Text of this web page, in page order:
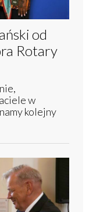
od
Rotary
w
kolejny